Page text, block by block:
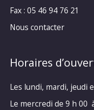
Fax : 05 46 94 76 21
Nous contacter
Horaires
Les lundi, mardi, jeudi
Le mercredi de 9 h 00